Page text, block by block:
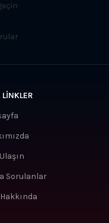
Sorulanlar